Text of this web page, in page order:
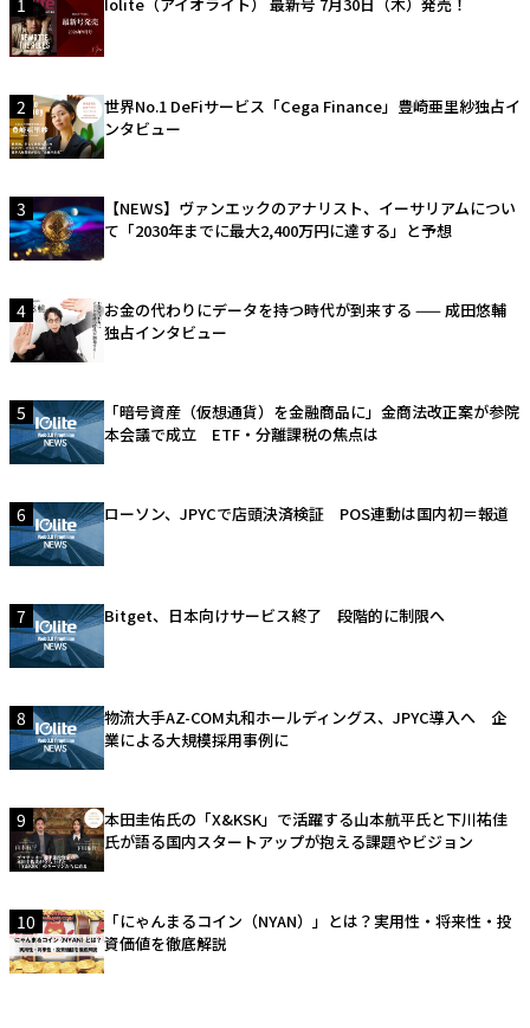
2
世界No.1 DeFiサービス「Cega Finance」豊崎亜里紗独占イ
ンタビュー
3
【NEWS】ヴァンエックのアナリスト、イーサリアムについ
て「2030年までに最大2,400万円に達する」と予想
4
お金の代わりにデータを持つ時代が到来する —— 成田悠輔
独占インタビュー
5
「暗号資産（仮想通貨）を金融商品に」金商法改正案が参院
本会議で成立 ETF・分離課税の焦点は
6 ローソン、JPYCで店頭決済検証 POS連動は国内初＝報道
7 Bitget、日本向けサービス終了 段階的に制限へ
8
物流大手AZ-COM丸和ホールディングス、JPYC導入へ 企
業による大規模採用事例に
9
本田圭佑氏の「X&KSK」で活躍する山本航平氏と下川祐佳
氏が語る国内スタートアップが抱える課題やビジョン
10
「にゃんまるコイン（NYAN）」とは？実用性・将来性・投
資価値を徹底解説